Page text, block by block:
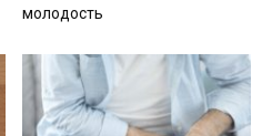
молодость